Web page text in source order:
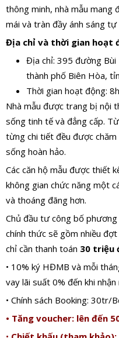
thông minh, nhà mẫu mang
mái và tràn đầy ánh sáng tự
Địa chỉ và thời gian hoạt
Địa chỉ: 395 đường Bùi
thành phố Biên Hòa,
Thời gian hoạt động:
Nhà mẫu được trang bị nội
sống tinh tế và đẳng cấp.
từng chi tiết đều được
sống hoàn hảo.
Các căn hộ mẫu được thiết
không gian chức năng một
và thoáng đãng hơn.
Chủ đầu tư công bố
chính thức sẽ gồm nhiều
chỉ cần thanh toán 30 triệu
• 10% ký HĐMB và mỗi
vay lãi suất 0% đến khi nhận
• Chính sách Booking: 30tr/
• Tăng voucher: lên đến